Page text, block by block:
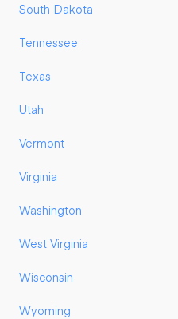
South Dakota
Tennessee
Texas
Utah
Vermont
Virginia
Washington
West Virginia
Wisconsin
Wyoming